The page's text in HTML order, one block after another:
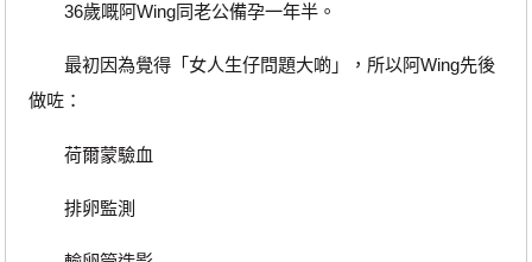
36歲嘅阿Wing同老公備孕一年半。
最初因為覺得「女人生仔問題大啲」，所以阿Wing先後
做咗：
荷爾蒙驗血
排卵監測